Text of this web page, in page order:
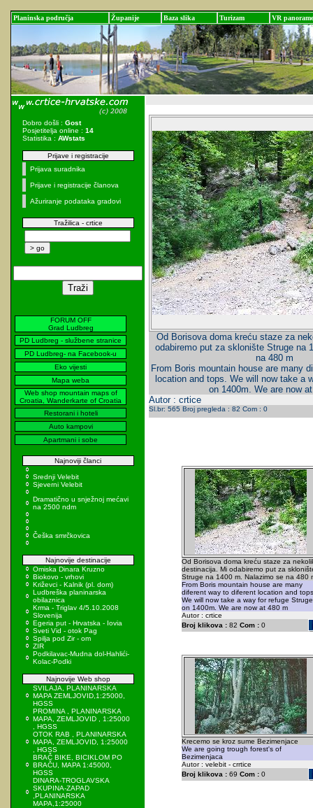
Planinska područja Županije Baza slika Turizam VR panorame
Dobro došli : Gost
Posjetitelja online : 14
Statistika : AWstats
Prijave i registracije
Prijava suradnika
Prijave i registracije članova
Ažuriranje podataka gradovi
Tražilica - crtice
FORUM OFF
Grad Ludbreg
PD Ludbreg - službene stranice
PD Ludbreg- na Facebook-u
Eko vijesti
Mapa weba
Web shop mountain maps of
Croatia, Wanderkarte of Croatia
Restorani i hoteli
Auto kampovi
Apartmani i sobe
Najnoviji članci
Srednji Velebit
Sjeverni Velebit
Dramatično u snježnoj mećavi
na 2500 ndm
Češka smrčkovica
Najnovije destinacije
Omiska Dinara Kruzno
Biokovo - vrhovi
Križevci - Kalnik (pl. dom)
Ludbreška planinarska
obilaznica
Krma - Triglav 4/5.10.2008
Slovenija
Egeria put - Hrvatska - Iovia
Sveti Vid - otok Pag
Spilja pod Zir - om
ZIR
Podkilavac-Mudna dol-Hahlići-
Kolac-Podki
Najnovije Web shop
SVILAJA, PLANINARSKA
MAPA ZEMLJOVID,1:25000,
HGSS
PROMINA , PLANINARSKA
MAPA, ZEMLJOVID , 1:25000
, HGSS
OTOK RAB , PLANINARSKA
MAPA, ZEMLJOVID, 1:25000
, HGSS
BRAČ BIKE, BICIKLOM PO
BRAČU, MAPA 1:45000,
HGSS
DINARA-TROGLAVSKA
SKUPINA-ZAPAD
,PLANINARSKA
MAPA,1:25000
Od Borisova doma kreću staze za
odabiremo put za sklonište Struge na
na 480 m
From Boris mountain house are many
location and tops. We will now take a
on 1400m. We are now
Autor : crtice
Sl.br: 565 Broj pregleda : 82 Com : 0
Od Borisova doma kreću staze za
destinacija. Mi odabiremo put za
Struge na 1400 m. Nalazimo se na 480
From Boris mountain house are many
diferent way to diferent location and
We will now take a way for refuge Struge
on 1400m. We are now at 480 m
Autor : crtice
Broj klikova :82 Com :0
Krecemo se kroz sume Bezimenjace
We are going trough forest's of
Bezimenjaca
Autor : velebit - crrtice
Broj klikova :69 Com :0